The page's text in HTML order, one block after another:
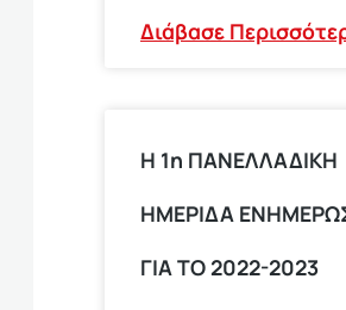
Διάβασε
Η 1η ΠΑΝΕΛΛΑΔΙΚΗ
ΗΜΕΡΙΔΑ
ΓΙΑ ΤΟ 2022-2023